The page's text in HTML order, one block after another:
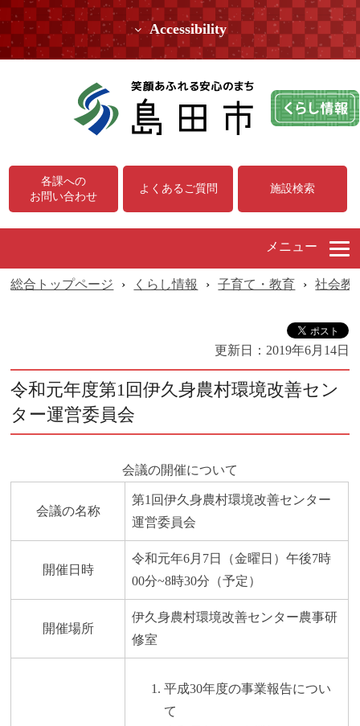
Accessibility
各課への
お問い合わせ
よくあるご質問 施設検索
メニュー
総合トップページ › くらし情報 › 子育て・教育 › 社会教
更新日： 2019年6月14日
令和元年度第1回伊久身農村環境改善セン
ター運営委員会
会議の開催について
会議の名称
第1回伊久身農村環境改善センター
運営委員会
開催日時
令和元年6月7日（金曜日）午後7時
00分~8時30分（予定）
開催場所
伊久身農村環境改善センター農事研
修室
平成30年度の事業報告につい
て